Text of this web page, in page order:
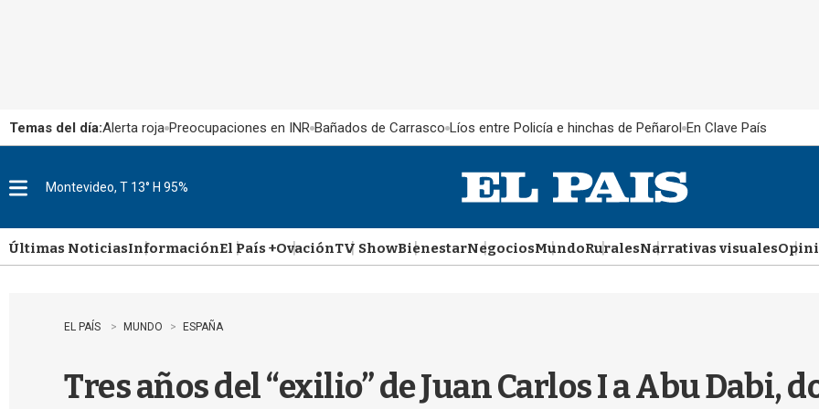
Temas del día:Alerta roja Preocupaciones en INR Bañados de Carrasco Líos entre Policía e hinchas de Peñarol En Clave País
u
Montevideo, T 13° H 95%
Últimas NoticiasInformaciónEl País +OvaciónTV ShowBienestarNegociosMundoRuralesNarrativas visuales
EL PAÍS MUNDO ESPAÑA
Tres años del “exilio” de Juan Carlos I a Abu Dabi,